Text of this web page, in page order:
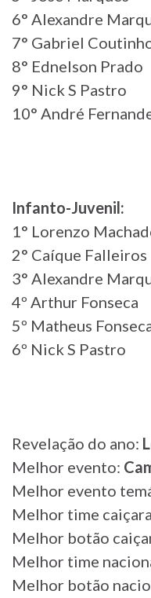
6° Alexandre
7° Gabriel
8° Ednelson Prado
9° Nick S Pastro
10° André
Infanto-Juvenil:
1° Lorenzo
2° Caíque Falleiros
3° Alexandre
4º Arthur Fonseca
5º Matheus
6º Nick S Pastro
Revelação do ano:
Melhor evento:
Melhor evento
Melhor time
Melhor botão
Melhor time
Melhor botão